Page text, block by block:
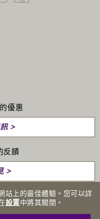
優惠
>
反饋
>
條款及細則 免責聲明
站上的最佳體驗。您可以詳
設置中將其關閉。